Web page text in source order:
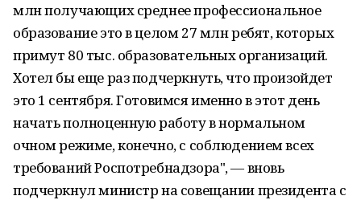
млн получающих среднее профессиональное
образование это в целом 27 млн ребят, которых
примут 80 тыс. образовательных организаций.
Хотел бы еще раз подчеркнуть, что произойдет
это 1 сентября. Готовимся именно в этот день
начать полноценную работу в нормальном
очном режиме, конечно, с соблюдением всех
требований Роспотребнадзора", — вновь
подчеркнул министр на совещании президента с